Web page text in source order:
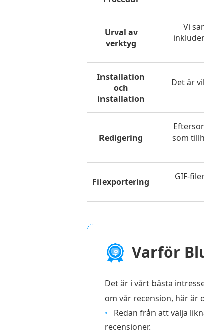
Urval av
verktyg
Vi
Installation
och
installation
Det är
Redigering
som
Filexportering
GIF-
Varför
Det är i vårt bästa
om vår recension, här är
Redan från att välja
recensioner.